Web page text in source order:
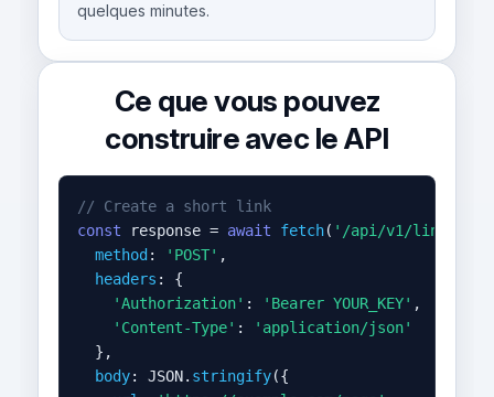
quelques minutes.
Ce que vous pouvez
construire avec le API
// Create a short link
const response = await fetch( '/api/v1/links'
method : 'POST' ,
headers : {
'Authorization' : 'Bearer YOUR_KEY' ,
'Content-Type' :
'application/json'
  },
body: JSON. stringify({